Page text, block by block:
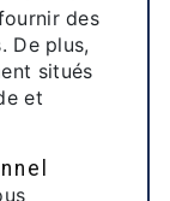
des
De plus,
situés
et